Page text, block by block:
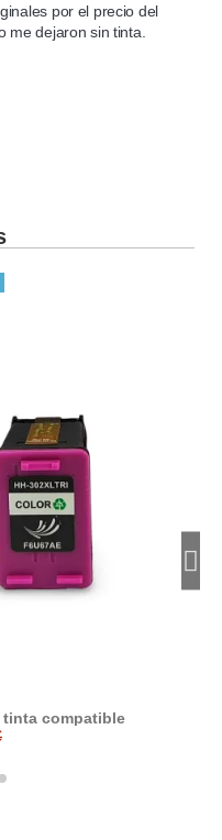
por el precio del
me dejaron sin tinta.
tinta compatible